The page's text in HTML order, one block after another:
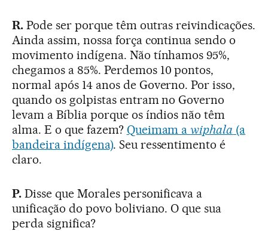
R.Pode ser porque têm outras reivindicações.
Ainda assim, nossa força continua sendo o
movimento indígena. Não tínhamos 95%,
chegamos a 85%. Perdemos 10 pontos,
normal após 14 anos de Governo. Por isso,
quando os golpistas entram no Governo
levam a Bíblia porque os índios não têm
alma. E o que fazem? Queimam awiphala (a
bandeira indígena). Seu ressentimento é
claro.
P.Disse que Morales personificava a
unificação do povo boliviano. O que sua
perda significa?